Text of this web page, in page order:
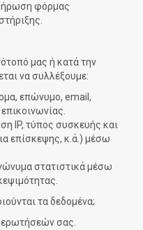
φόρμας
μας ή κατά την
να συλλέξουμε:
επώνυμο, email,
IP, τύπος συσκευής και
επίσκεψης, κ.ά.) μέσω
στατιστικά μέσω
τα δεδομένα;
σας.